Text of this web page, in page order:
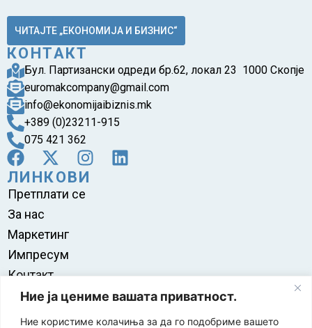
Ние ја цениме вашата приватност.
Ние користиме колачиња за да го подобриме вашето
ЧИТАЈТЕ „ЕКОНОМИЈА И БИЗНИС“
КОНТАКТ
Бул. Партизански одреди бр.62, локал 23 1000 Скопје
euromakcompany@gmail.com
info@ekonomijaibiznis.mk
+389 (0)23211-915
075 421 362
ЛИНКОВИ
Претплати се
За нас
Маркетинг
Импресум
Контакт
Правила на користење